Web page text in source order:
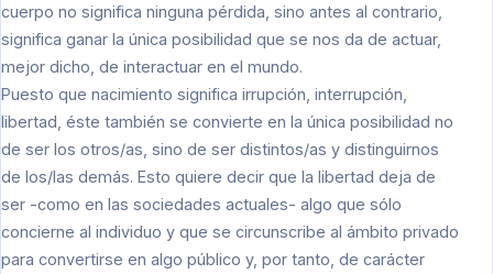
cuerpo no significa ninguna pérdida, sino antes al contrario,
significa ganar la única posibilidad que se nos da de actuar,
mejor dicho, de interactuar en el mundo.
Puesto que nacimiento significa irrupción, interrupción,
libertad, éste también se convierte en la única posibilidad no
de ser los otros/as, sino de ser distintos/as y distinguirnos
de los/las demás. Esto quiere decir que la libertad deja de
ser -como en las sociedades actuales- algo que sólo
concierne al individuo y que se circunscribe al ámbito privado
para convertirse en algo público y, por tanto, de carácter